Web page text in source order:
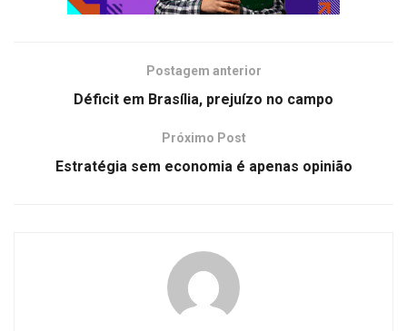
Postagem anterior
Déficit em Brasília, prejuízo no campo
Próximo Post
Estratégia sem economia é apenas opinião